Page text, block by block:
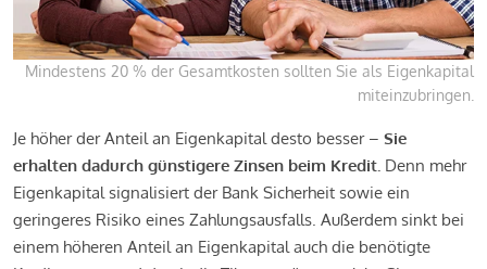
Mindestens 20 % der Gesamtkosten sollten Sie als Eigenkapital
miteinzubringen.
Je höher der Anteil an Eigenkapital desto besser – Sie
erhalten dadurch günstigere Zinsen beim Kredit. Denn mehr
Eigenkapital signalisiert der Bank Sicherheit sowie ein
geringeres Risiko eines Zahlungsausfalls. Außerdem sinkt bei
einem höheren Anteil an Eigenkapital auch die benötigte